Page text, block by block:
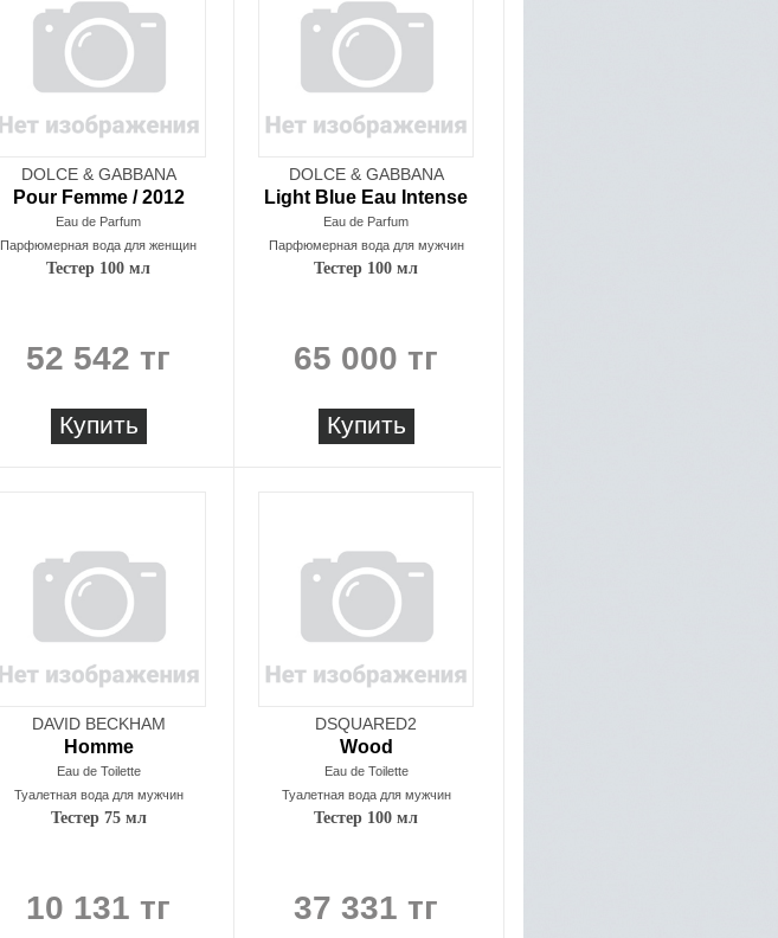
DOLCE & GABBANA
Pour Femme / 2012
Eau de Parfum
Парфюмерная вода для женщин
Тестер 100 мл
52 542 тг
Купить
DOLCE & GABBANA
Light Blue Eau Intense
Eau de Parfum
Парфюмерная вода для мужчин
Тестер 100 мл
65 000 тг
Купить
DAVID BECKHAM
Homme
Eau de Toilette
Туалетная вода для мужчин
Тестер 75 мл
10 131 тг
DSQUARED2
Wood
Eau de Toilette
Туалетная вода для мужчин
Тестер 100 мл
37 331 тг